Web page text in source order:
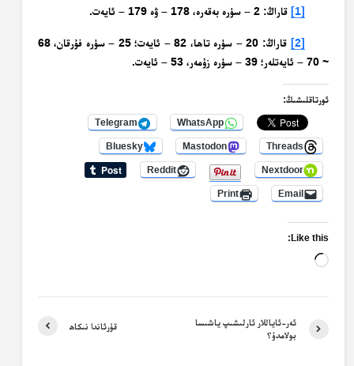
[1] قاراڭ: 2 – سۈرە بەقەرە، 178 – ۋە 179 – ئايەت.
[2]
قاراڭ: 20 – سۈرە تاھا، 82 – ئايەت؛ 25 – سۈرە فۇرقان، 68
~ 70 – ئايەتلەر؛ 39 – سۈرە زۇمەر، 53 – ئايەت.
ئورتاقلىشىڭ:
WhatsApp
Telegram
Threads
Mastodon
Bluesky
Nextdoor
Reddit
Email
Print
Like this:
Loading…
قۇرئاندا نىكاھ
ئەر-ئاياللار ئارلىشىپ ياشىسا
بولامدۇ؟